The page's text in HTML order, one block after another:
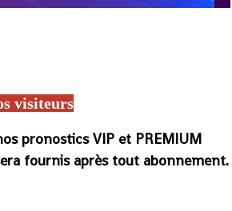
visiteurs
pronostics VIP et PREMIUM
fournis après tout abonnement.